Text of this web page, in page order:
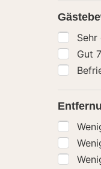
Gut